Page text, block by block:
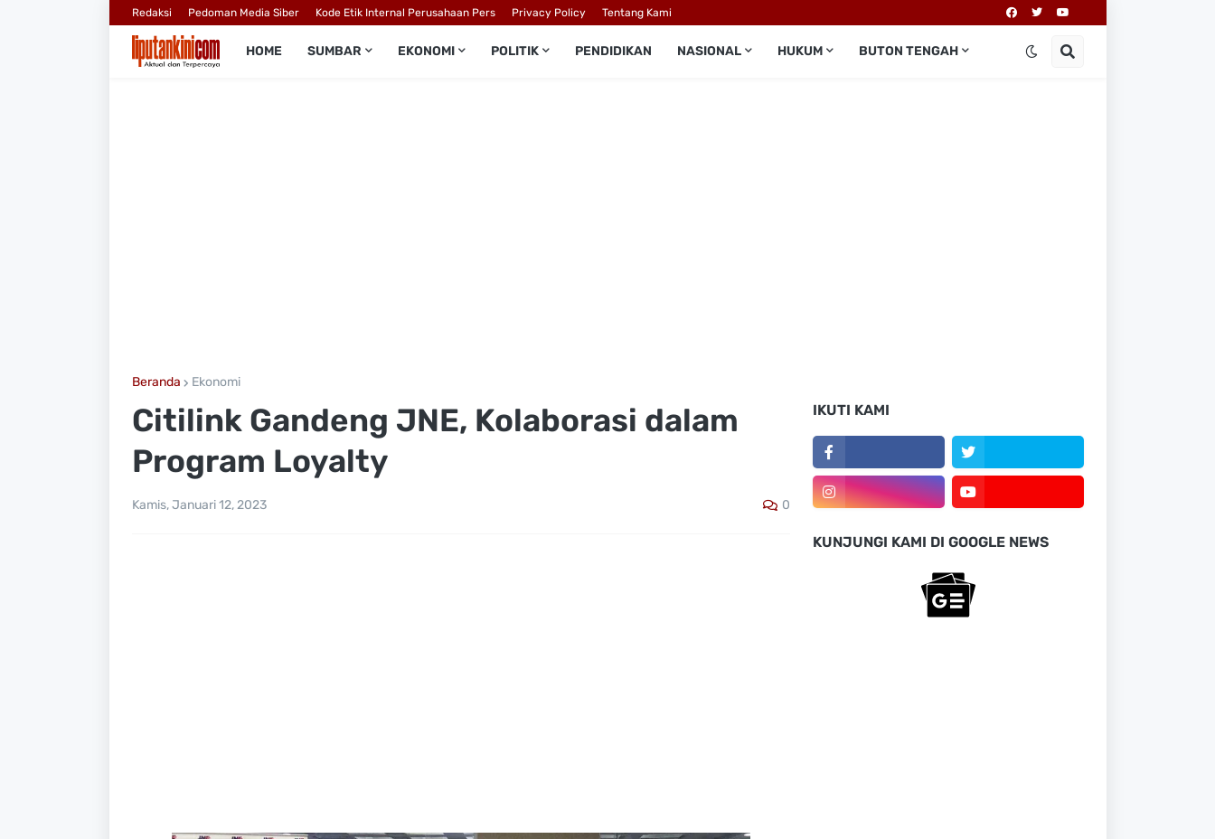
Redaksi Pedoman Media Siber Kode Etik Internal Perusahaan Pers Privacy Policy Tentang Kami
HOME SUMBAR EKONOMI POLITIK PENDIDIKAN NASIONAL HUKUM BUTON TENGAH
Beranda Ekonomi
Citilink Gandeng JNE, Kolaborasi dalam
Program Loyalty
Kamis, Januari 12, 2023 0
IKUTI KAMI
KUNJUNGI KAMI DI GOOGLE NEWS